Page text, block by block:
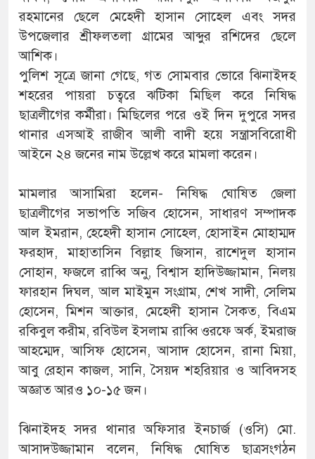
রহমানের ছেলে মেহেদী হাসান সোহেল এবং সদর
উপজেলার শ্রীফলতলা গ্রামের আব্দুর রশিদের ছেলে
আশিক।
পুলিশ সূত্রে জানা গেছে, গত সোমবার ভোরে ঝিনাইদহ
শহরের পায়রা চত্বরে ঝটিকা মিছিল করে নিষিদ্ধ
ছাত্রলীগের কর্মীরা। মিছিলের পরে ওই দিন দুপুরে সদর
থানার এসআই রাজীব আলী বাদী হয়ে সন্ত্রাসবিরোধী
আইনে ২৪ জনের নাম উল্লেখ করে মামলা করেন।
মামলার আসামিরা হলেন- নিষিদ্ধ ঘোষিত জেলা
ছাত্রলীগের সভাপতি সজিব হোসেন, সাধারণ সম্পাদক
আল ইমরান, হেহেদী হাসান সোহেল, হোসাইন মোহাম্মদ
ফরহাদ, মাহাতাসিন বিল্লাহ জিসান, রাশেদুল হাসান
সোহান, ফজলে রাব্বি অনু, বিশ্বাস হাদিউজ্জামান, নিলয়
ফারহান দিঘল, আল মাইমুন সংগ্রাম, শেখ সাদী, সেলিম
হোসেন, মিশন আক্তার, মেহেদী হাসান সৈকত, বিএম
রকিবুল করীম, রবিউল ইসলাম রাব্বি ওরফে অর্ক, ইমরাজ
আহম্মেদ, আসিফ হোসেন, আসাদ হোসেন, রানা মিয়া,
আবু রেহান কাজল, সানি, সৈয়দ শহরিয়ার ও আবিদসহ
অজ্ঞাত আরও ১০-১৫ জন।
ঝিনাইদহ সদর থানার অফিসার ইনচার্জ (ওসি) মো.
আসাদউজ্জামান বলেন, নিষিদ্ধ ঘোষিত ছাত্রসংগঠন